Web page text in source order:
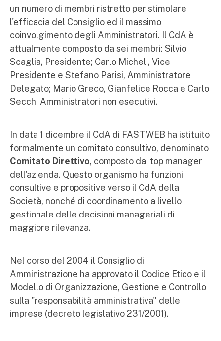
un numero di membri ristretto per stimolare
l'efficacia del Consiglio ed il massimo
coinvolgimento degli Amministratori. Il CdA è
attualmente composto da sei membri: Silvio
Scaglia, Presidente; Carlo Micheli, Vice
Presidente e Stefano Parisi, Amministratore
Delegato; Mario Greco, Gianfelice Rocca e Carlo
Secchi Amministratori non esecutivi.
In data 1 dicembre il CdA di FASTWEB ha istituito
formalmente un comitato consultivo, denominato
Comitato Direttivo, composto dai top manager
dell'azienda. Questo organismo ha funzioni
consultive e propositive verso il CdA della
Società, nonché di coordinamento a livello
gestionale delle decisioni manageriali di
maggiore rilevanza.
Nel corso del 2004 il Consiglio di
Amministrazione ha approvato il Codice Etico e il
Modello di Organizzazione, Gestione e Controllo
sulla "responsabilità amministrativa" delle
imprese (decreto legislativo 231/2001).